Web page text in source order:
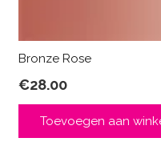
Bronze Rose
€28.00
Toevoegen aan